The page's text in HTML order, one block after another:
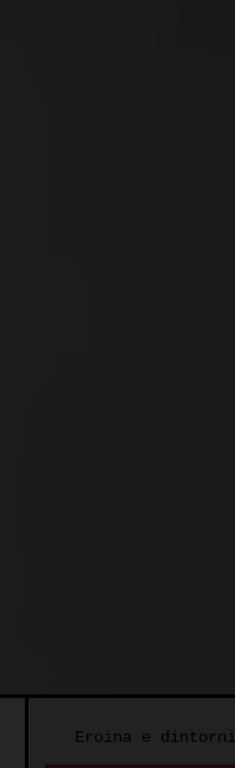
Eroina e dintorni